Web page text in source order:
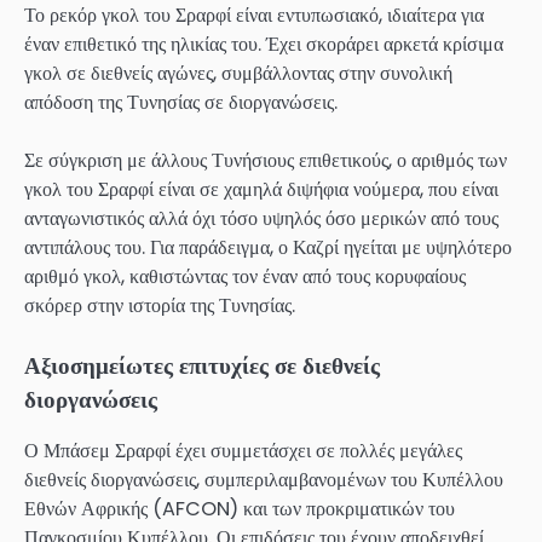
Το ρεκόρ γκολ του Σραρφί είναι εντυπωσιακό, ιδιαίτερα για
έναν επιθετικό της ηλικίας του. Έχει σκοράρει αρκετά κρίσιμα
γκολ σε διεθνείς αγώνες, συμβάλλοντας στην συνολική
απόδοση της Τυνησίας σε διοργανώσεις.
Σε σύγκριση με άλλους Τυνήσιους επιθετικούς, ο αριθμός των
γκολ του Σραρφί είναι σε χαμηλά διψήφια νούμερα, που είναι
ανταγωνιστικός αλλά όχι τόσο υψηλός όσο μερικών από τους
αντιπάλους του. Για παράδειγμα, ο Καζρί ηγείται με υψηλότερο
αριθμό γκολ, καθιστώντας τον έναν από τους κορυφαίους
σκόρερ στην ιστορία της Τυνησίας.
Αξιοσημείωτες επιτυχίες σε διεθνείς
διοργανώσεις
Ο Μπάσεμ Σραρφί έχει συμμετάσχει σε πολλές μεγάλες
διεθνείς διοργανώσεις, συμπεριλαμβανομένων του Κυπέλλου
Εθνών Αφρικής (AFCON) και των προκριματικών του